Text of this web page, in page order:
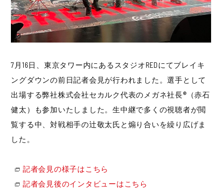
7月16日、東京タワー内にあるスタジオREDにてブレイキ
ングダウンの前日記者会見が行われました。選手として
出場する弊社株式会社セカルク代表のメガネ社長®（赤石
健太）も参加いたしました。生中継で多くの視聴者が閲
覧する中、対戦相手の辻敬太氏と煽り合いを繰り広げま
した。
記者会見の様子はこちら
記者会見後のインタビューはこちら